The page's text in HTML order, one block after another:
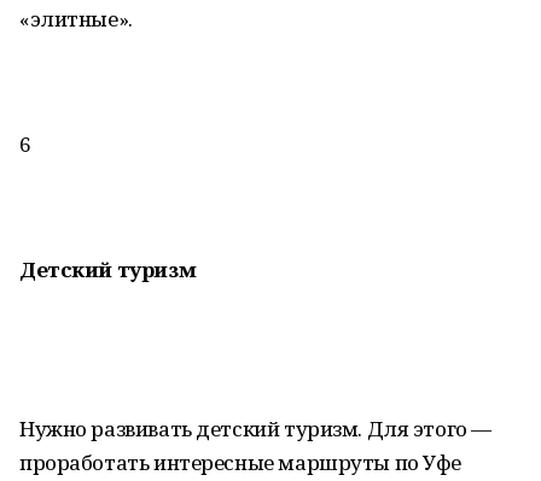
«элитные».
6
Детский туризм
Нужно развивать детский туризм. Для этого —
проработать интересные маршруты по Уфе